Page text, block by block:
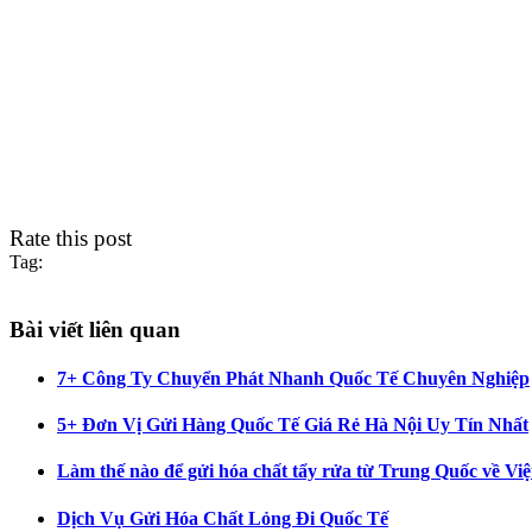
Rate this post
Tag:
Bài viết liên quan
7+ Công Ty Chuyển Phát Nhanh Quốc Tế Chuyên Nghiệp
5+ Đơn Vị Gửi Hàng Quốc Tế Giá Rẻ Hà Nội Uy Tín Nhất
Làm thế nào để gửi hóa chất tẩy rửa từ Trung Quốc về
Dịch Vụ Gửi Hóa Chất Lỏng Đi Quốc Tế